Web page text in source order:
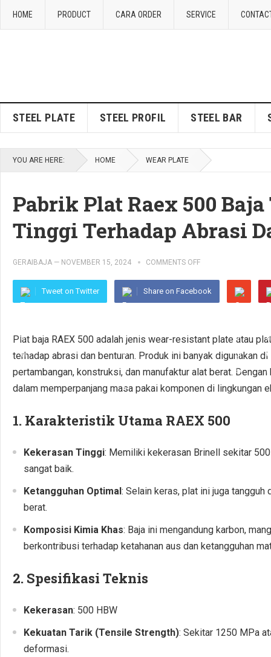
HOME PRODUCT CARA ORDER SERVICE
STEEL PLATE STEEL PROFIL STEEL BAR
YOU ARE HERE: HOME WEAR PLATE
Pabrik Plat Raex 500
Tinggi Terhadap Abrasi
GERAIBAJA — NOVEMBER 15, 2024 COMMENTS OFF
Tweet on Twitter Share on Facebook
Plat baja RAEX 500 adalah jenis wear-resistant plate atau
terhadap abrasi dan benturan. Produk ini banyak digunakan
pertambangan, konstruksi, dan manufaktur alat berat.
dalam memperpanjang masa pakai komponen di lingkungan
1. Karakteristik Utama RAEX 500
Kekerasan Tinggi: Memiliki kekerasan Brinell sekitar
sangat baik.
Ketangguhan Optimal: Selain keras, plat ini juga tangguh
berat.
Komposisi Kimia Khas: Baja ini mengandung karbon,
berkontribusi terhadap ketahanan aus dan ketangguhan
2. Spesifikasi Teknis
Kekerasan: 500 HBW
Kekuatan Tarik (Tensile Strength): Sekitar 1250 MPa
deformasi.